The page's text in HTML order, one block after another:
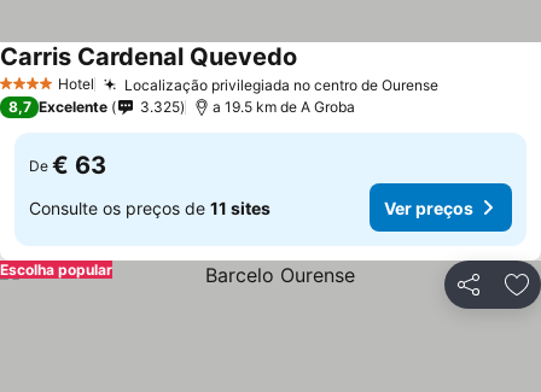
4 EstrelasHotel Localização privilegiada no centro de Ourense
Carris Cardenal Quevedo
8,7 Excelente 3.325 a 19.5 km de A Groba
De € 63
Consulte os preços de 11 sites Ver preços
Partilhar
Escolha popular